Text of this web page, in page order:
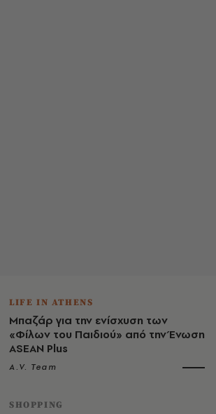
LIFE IN ATHENS
Μπαζάρ για την ενίσχυση των
«Φίλων του Παιδιού» από την Ένωση
ASEAN Plus
A.V. Team
SHOPPING